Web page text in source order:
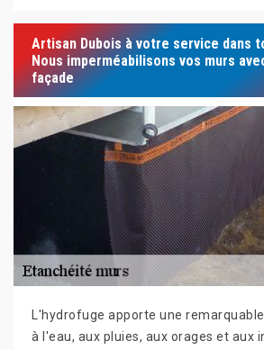
Artisan Dubois à votre service dans
Nous imperméabilisons vos murs
façade
L'hydrofuge apporte une
à l'eau, aux pluies, aux orages et aux